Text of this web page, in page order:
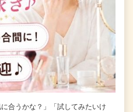
に合うかな？」「試してみたいけ